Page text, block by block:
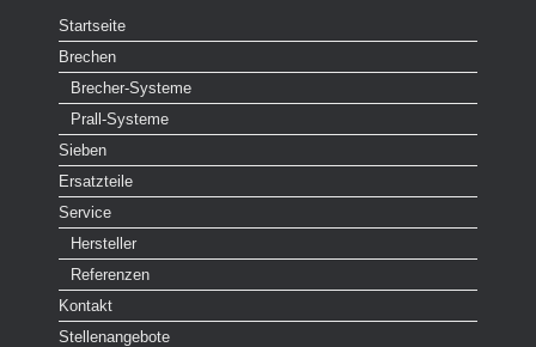
Startseite
Brechen
Brecher-Systeme
Prall-Systeme
Sieben
Ersatzteile
Service
Hersteller
Referenzen
Kontakt
Stellenangebote